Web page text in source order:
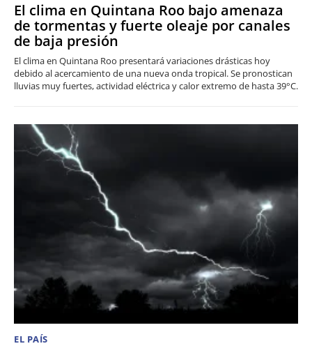
El clima en Quintana Roo bajo amenaza
de tormentas y fuerte oleaje por canales
de baja presión
El clima en Quintana Roo presentará variaciones drásticas hoy
debido al acercamiento de una nueva onda tropical. Se pronostican
lluvias muy fuertes, actividad eléctrica y calor extremo de hasta 39°C.
EL PAÍS